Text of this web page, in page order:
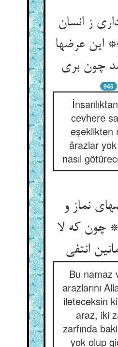
ز انسان
این عرضها
چون بری‏
945
cevhere
eşeklikten
ârazlar
nasıl
نماز و
چون که لا
انتفی‏
Bu namaz
arazlarını
ileteceksin
araz, iki
zarfında
yok olup